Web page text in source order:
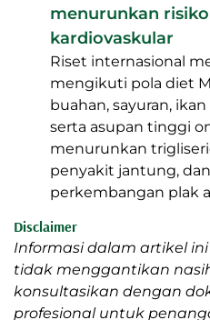
menurunkan
kardiovaskular
Riset internasional
mengikuti pola diet
buahan, sayuran,
serta asupan tinggi
menurunkan
penyakit jantung,
perkembangan plak
Disclaimer
Informasi dalam artikel
tidak menggantikan
konsultasikan dengan
profesional untuk